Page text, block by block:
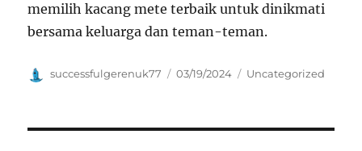
memilih kacang mete terbaik untuk dinikmati
bersama keluarga dan teman-teman.
Author
successfulgerenuk77
Posted
03/19/2024 Categories
Uncategorized